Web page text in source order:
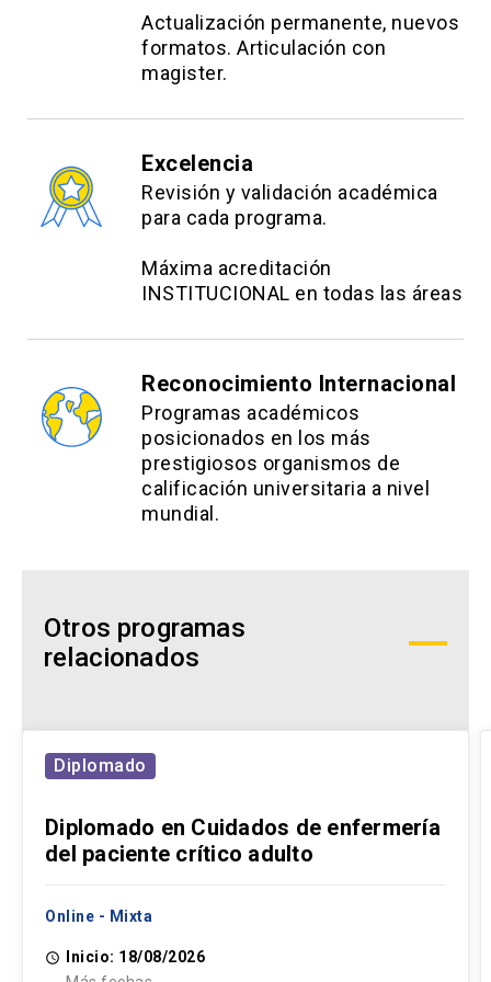
Actualización permanente, nuevos
formatos. Articulación con
magister.
Excelencia
Revisión y validación académica
para cada programa.
Máxima acreditación
INSTITUCIONAL en todas las áreas
Reconocimiento Internacional
Programas académicos
posicionados en los más
prestigiosos organismos de
calificación universitaria a nivel
mundial.
Otros programas
relacionados
Diplomado
Diplomado en Cuidados de enfermería
del paciente crítico adulto
Online - Mixta
access_time
Inicio: 18/08/2026